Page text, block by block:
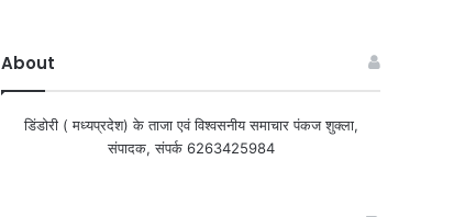
About
डिंडोरी ( मध्यप्रदेश) के ताजा एवं विश्वसनीय समाचार पंकज शुक्ला,
संपादक, संपर्क 6263425984